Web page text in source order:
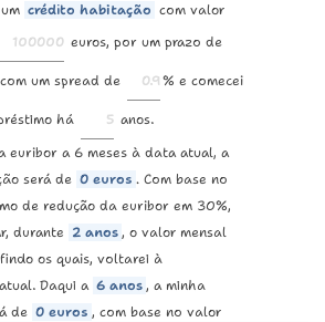
crédito habitação com valor
euros, por um prazo de
um spread de % e comecei
há
anos.
euribor a 6 meses à data atual, a
será de 0 euros . Com base no
de redução da euribor em 30%,
durante 2 anos, o valor mensal
os quais, voltarei à
Daqui a 6 anos, a minha
de 0 euros , com base no valor